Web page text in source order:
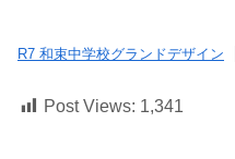
R7 和束中学校グランドデザイン
Post Views: 1,341